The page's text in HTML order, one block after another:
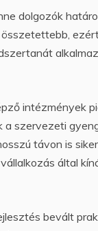
dolgozók
intézmények
a szervezeti
távon is
által
bevált